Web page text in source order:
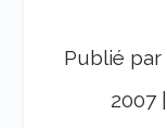
Publié par
2007|